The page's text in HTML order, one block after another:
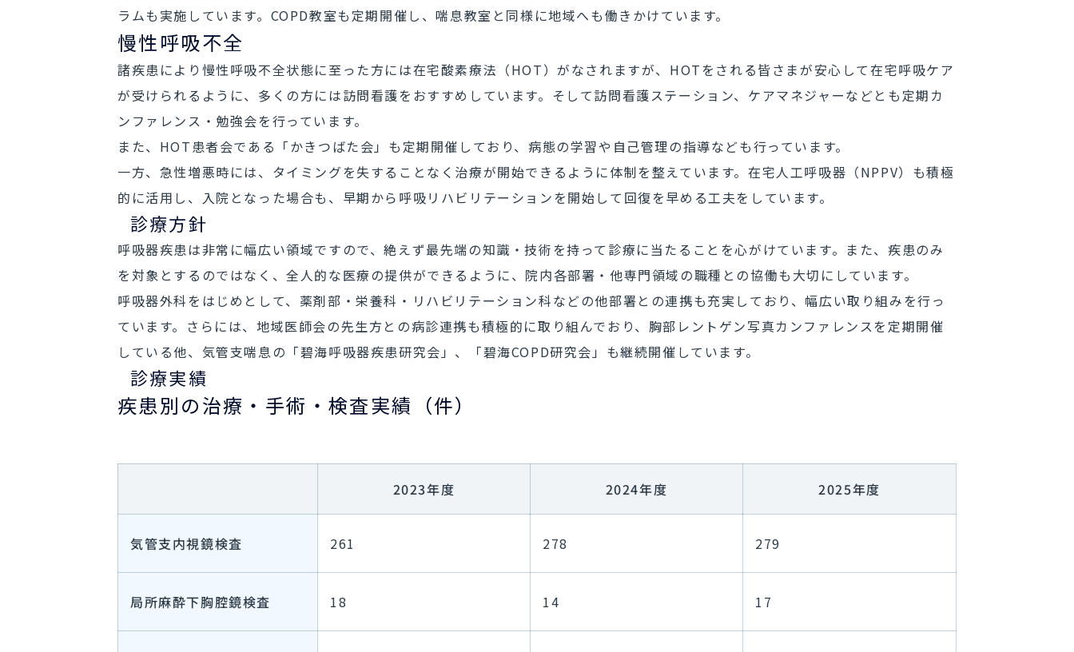
ラムも実施しています。COPD教室も定期開催し、喘息教室と同様に地域へも働きかけています。
慢性呼吸不全
諸疾患により慢性呼吸不全状態に至った方には在宅酸素療法（HOT）がなされますが、HOTをされる皆さまが安心して在宅呼吸ケア
が受けられるように、多くの方には訪問看護をおすすめしています。そして訪問看護ステーション、ケアマネジャーなどとも定期カ
ンファレンス・勉強会を行っています。
また、 HOT患者会である「かきつばた会」も定期開催しており、病態の学習や自己管理の指導なども行っています。
一方、急性増悪時には、タイミングを失することなく治療が開始できるように体制を整えています。在宅人工呼吸器（NPPV）も積極
的に活用し、入院となった場合も、早期から呼吸リハビリテーションを開始して回復を早める工夫をしています。
診療方針
呼吸器疾患は非常に幅広い領域ですので、絶えず最先端の知識・技術を持って診療に当たることを心がけています。また、疾患のみ
を対象とするのではなく、全人的な医療の提供ができるように、院内各部署・他専門領域の職種との協働も大切にしています。
呼吸器外科をはじめとして、薬剤部・栄養科・リハビリテーション科などの他部署との連携も充実しており、幅広い取り組みを行っ
ています。さらには、地域医師会の先生方との病診連携も積極的に取り組んでおり、胸部レントゲン写真カンファレンスを定期開催
している他、気管支喘息の「碧海呼吸器疾患研究会」、「碧海COPD研究会」も継続開催しています。
診療実績
疾患別の治療・手術・検査実績（件）
疾患別の治療・手術・検査実績表
2023年度 2024年度 2025年度
気管支内視鏡検査 261 278 279
局所麻酔下胸腔鏡検査 18 14 17